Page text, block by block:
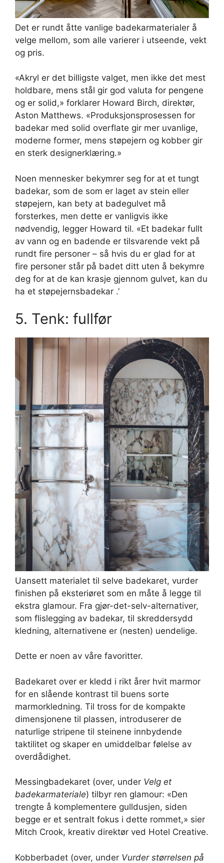
Det er rundt åtte vanlige badekarmaterialer å
velge mellom, som alle varierer i utseende, vekt
og pris.
«Akryl er det billigste valget, men ikke det mest
holdbare, mens stål gir god valuta for pengene
og er solid,» forklarer Howard Birch, direktør,
Aston Matthews. «Produksjonsprosessen for
badekar med solid overflate gir mer uvanlige,
moderne former, mens støpejern og kobber gir
en sterk designerklæring.»
Noen mennesker bekymrer seg for at et tungt
badekar, som de som er laget av stein eller
støpejern, kan bety at badegulvet må
forsterkes, men dette er vanligvis ikke
nødvendig, legger Howard til. «Et badekar fullt
av vann og en badende er tilsvarende vekt på
rundt fire personer – så hvis du er glad for at
fire personer står på badet ditt uten å bekymre
deg for at de kan krasje gjennom gulvet, kan du
ha et støpejernsbadekar .’
5. Tenk: fullfør
Uansett materialet til selve badekaret, vurder
finishen på eksteriøret som en måte å legge til
ekstra glamour. Fra gjør-det-selv-alternativer,
som flislegging av badekar, til skreddersydd
kledning, alternativene er (nesten) uendelige.
Dette er noen av våre favoritter.
Badekaret over er kledd i rikt årer hvit marmor
for en slående kontrast til buens sorte
marmorkledning. Til tross for de kompakte
dimensjonene til plassen, introduserer de
naturlige stripene til steinene innbydende
taktilitet og skaper en umiddelbar følelse av
overdådighet.
Messingbadekaret (over, under Velg et
badekarmateriale) tilbyr ren glamour: «Den
trengte å komplementere gulldusjen, siden
begge er et sentralt fokus i dette rommet,» sier
Mitch Crook, kreativ direktør ved Hotel Creative.
Kobberbadet (over, under Vurder størrelsen på